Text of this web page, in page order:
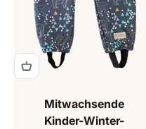
Mitwachsende
Kinder-Winter-